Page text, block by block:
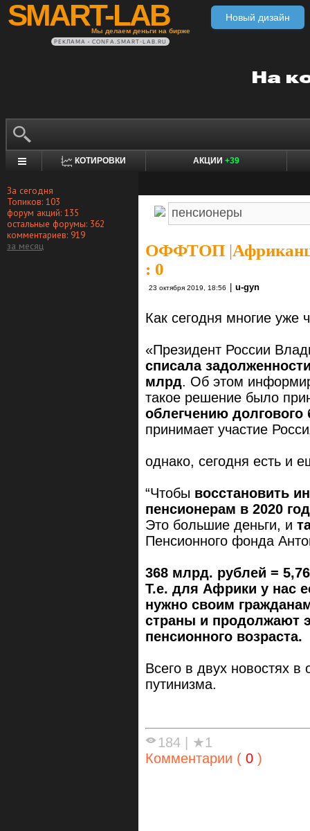
SMART-LAB
Мы делаем деньги на бирже
Новый дизайн
РЕКЛАМА • CONFA.SMART-LAB.RU
КОТИРОВКИ АКЦИИ +39
За сегодня
Топиков: 103
форум акций: 135
остальные форумы: 362
комментариев: 919
за месяц
ОФФТОП |
: 0
23 октября 2019, 18:56 u-gyn
Как сегодня многие уже
«Президент России
списала
млрд. Об этом
такое решение было
облегчению
принимает участие
однако, сегодня есть и
“Чтобы восстановить
пенсионерам в 2020
Это большие деньги, и
Пенсионного фонда
368 млрд. рублей =
Т.е. для Африки у нас
нужно своим
страны и продолжают
пенсионного возраста.
Всего в двух новостях
путинизма.
184 | ★1
Комментарии ( 0 )